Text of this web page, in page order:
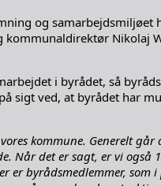
og samarbejdsmiljøet
kommunaldirektør Nikolaj
i byrådet, så
sigt ved, at byrådet har
kommune. Generelt
det er sagt, er vi også
byrådsmedlemmer, som